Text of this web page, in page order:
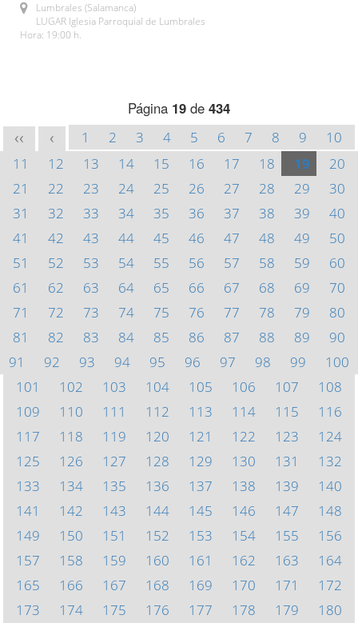
Lumbrales (Salamanca)
LUGAR Iglesia Parroquial de Lumbrales
Hora: 19:00 h.
Página 19 de 434
<< < 1 2 3 4 5 6 7 8 9
10
11
12 13 14 15 16 17 18 19
20
21
22 23 24 25 26 27 28 29
30
31
32 33 34 35 36 37 38 39
40
41
42 43 44 45 46 47 48 49
50
51
52 53 54 55 56 57 58 59
60
61
62 63 64 65 66 67 68 69
70
71
72 73 74 75 76 77 78 79
80
81
82 83 84 85 86 87 88 89
90
91
92 93 94 95 96 97 98 99
100
101
102 103 104 105 106 107
108
109
110 111 112 113 114 115
116
117
118 119 120 121 122 123
124
125
126 127 128 129 130 131
132
133
134 135 136 137 138 139
140
141
142 143 144 145 146 147
148
149
150 151 152 153 154 155
156
157
158 159 160 161 162 163
164
165
166 167 168 169 170 171
172
173
174 175 176 177 178 179
180